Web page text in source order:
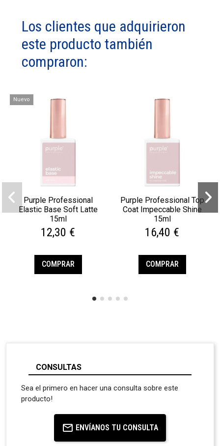
Los clientes que adquirieron
este producto también
compraron:
Nuevo
Purple Professional
Elastic Base Soft Latte
15ml
12,30 €
COMPRAR
Purple Professional Top
Coat Impeccable Shine
15ml
16,40 €
COMPRAR
CONSULTAS
Sea el primero en hacer una consulta sobre este
producto!
ENVÍANOS TU CONSULTA